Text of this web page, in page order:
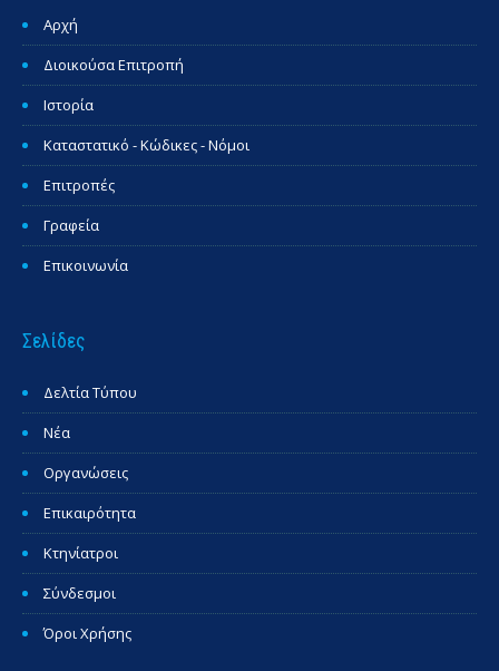
Αρχή
Διοικούσα Επιτροπή
Ιστορία
Καταστατικό - Κώδικες - Νόμοι
Επιτροπές
Γραφεία
Επικοινωνία
Σελίδες
Δελτία Τύπου
Νέα
Οργανώσεις
Επικαιρότητα
Κτηνίατροι
Σύνδεσμοι
Όροι Χρήσης